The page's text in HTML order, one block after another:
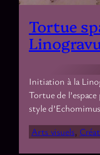
Tortue
Initiation à la
Tortue de
style
Arts visuels,